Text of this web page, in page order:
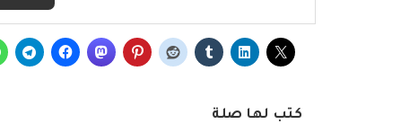
كتب لها صلة